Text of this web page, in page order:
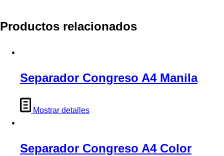
Productos relacionados
Separador Congreso A4 Manila
Mostrar detalles
Separador Congreso A4 Color